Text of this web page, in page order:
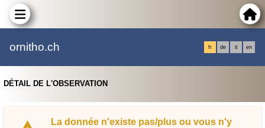
ornitho.ch fr de it en
DÉTAIL DE L'OBSERVATION
La donnée n'existe pas/plus ou vous n'y